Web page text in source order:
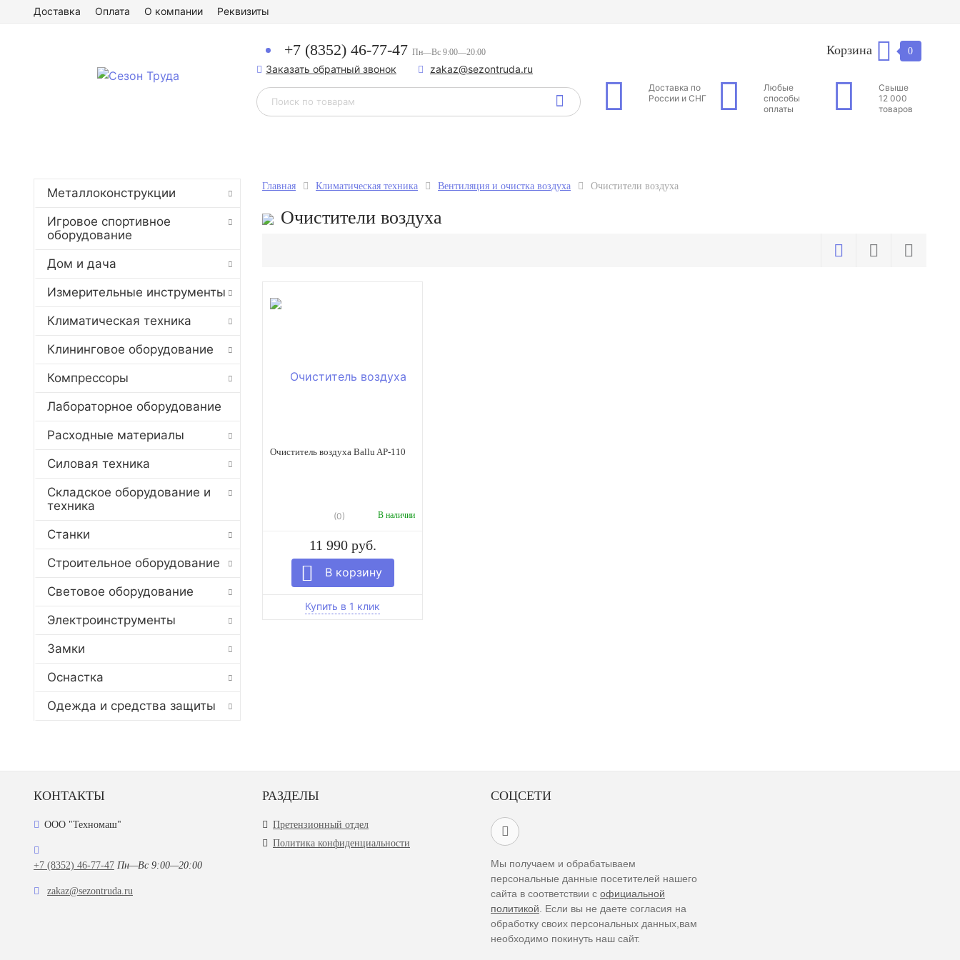
Доставка Оплата О компании Реквизиты
+7 (8352) 46-77-47 Пн—Вс 9:00—20:00
Заказать обратный звонок zakaz@sezontruda.ru
Корзина 0
Доставка по
России и СНГ
Любые
способы
оплаты
Свыше
12 000
товаров
Металлоконструкции
Игровое спортивное
оборудование
Дом и дача
Измерительные инструменты
Климатическая техника
Клининговое оборудование
Компрессоры
Лабораторное оборудование
Расходные материалы
Силовая техника
Складское оборудование и
техника
Станки
Строительное оборудование
Световое оборудование
Электроинструменты
Замки
Оснастка
Одежда и средства защиты
Главная Климатическая техника Вентиляция и очистка воздуха Очистители воздуха
Очистители воздуха
Очиститель воздуха Ballu AP-110
(0) В наличии
11 990 руб.
КОНТАКТЫ
ООО "Техномаш"
+7 (8352) 46-77-47 Пн—Вс 9:00—20:00
zakaz@sezontruda.ru
РАЗДЕЛЫ
Претензионный отдел
Политика конфиденциальности
СОЦСЕТИ
Мы получаем и обрабатываем
персональные данные посетителей нашего
сайта в соответствии с официальной
политикой . Если вы не даете согласия на
обработку своих персональных данных,вам
необходимо покинуть наш сайт.